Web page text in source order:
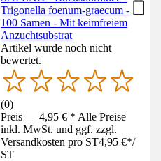
Trigonella foenum-graecum -
100 Samen - Mit keimfreiem
Anzuchtsubstrat
Artikel wurde noch nicht
bewertet.
(0)
Preis — 4,95 € * Alle Preise
inkl. MwSt. und ggf. zzgl.
Versandkosten pro ST4,95 €*/
ST